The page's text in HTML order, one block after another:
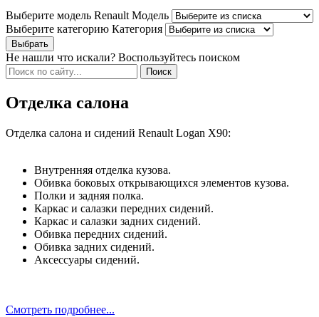
Выберите модель Renault Модель
Выберите категорию Категория
Не нашли что искали? Воспользуйтесь поиском
Отделка салона
Отделка салона и сидений Renault Logan X90:
Внутренняя отделка кузова.
Обивка боковых открывающихся элементов кузова.
Полки и задняя полка.
Каркас и салазки передних сидений.
Каркас и салазки задних сидений.
Обивка передних сидений.
Обивка задних сидений.
Аксессуары сидений.
Смотреть подробнее...